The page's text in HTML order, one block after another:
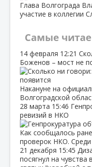
Глава Волгограда
участие в коллегии
Самые
14 февраля 12:21
Боженов – мост не
Накануне на
Волгоградской
28 марта 15:46
ревизий в НКО
Как сообщалось
проверок НКО. Среди
21 декабря 15:45
посягнул на